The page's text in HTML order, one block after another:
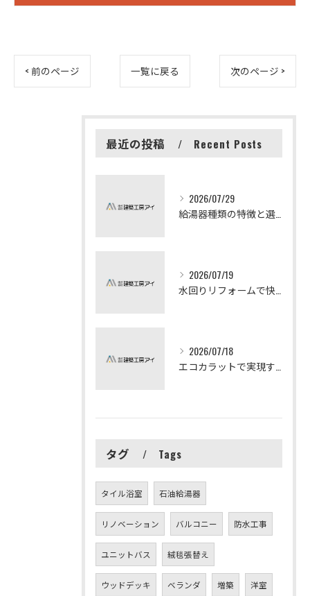
< 前のページ 一覧に戻る 次のページ >
最近の投稿 Recent Posts
2026/07/29
2026/07/19
2026/07/18
タグ Tags
タイル浴室 石油給湯器
リノベーション バルコニー 防水工事
ユニットバス 絨毯張替え
ウッドデッキ ベランダ 増築 洋室